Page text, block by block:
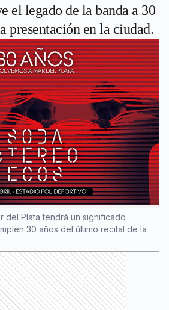
el legado de la banda a 30
presentación en la ciudad.
del Plata tendrá un significado
30 años del último recital de la